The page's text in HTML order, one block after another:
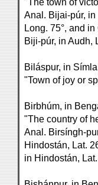
"The town of
Anal. Bijai-púr, in
Long. 75°, and
Biji-púr, in Audh,
"Town of joy or
"The country of
Anal. Birsíngh-
Hindostán, Lat.
in Hindostán,